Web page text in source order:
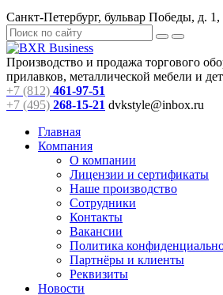
Санкт-Петербург, бульвар Победы, д.
Производство и продажа торгового
прилавков, металлической мебели и
+7 (812) 461-97-51
+7 (495) 268-15-21 dvkstyle@inbox.ru
Главная
Компания
О компании
Лицензии и сертификаты
Наше производство
Сотрудники
Контакты
Вакансии
Политика
Партнёры и клиенты
Реквизиты
Новости